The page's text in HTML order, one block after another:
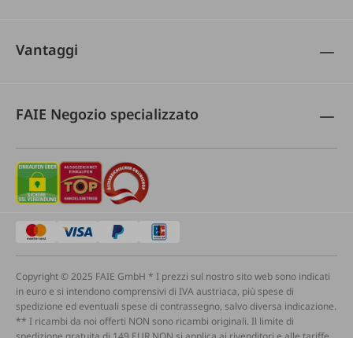
Vantaggi
FAIE Negozio specializzato
Copyright © 2025 FAIE GmbH * I prezzi sul nostro sito web sono indicati
in euro e si intendono comprensivi di IVA austriaca, più spese di
spedizione ed eventuali spese di contrassegno, salvo diversa indicazione.
** I ricambi da noi offerti NON sono ricambi originali. Il limite di